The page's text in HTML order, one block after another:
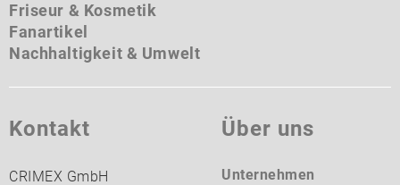
Friseur & Kosmetik
Fanartikel
Nachhaltigkeit & Umwelt
Kontakt
CRIMEX GmbH
Über uns
Unternehmen